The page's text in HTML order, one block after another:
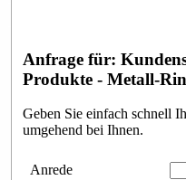
Anfrage für:
Produkte - Metall-
Geben Sie einfach schnell
umgehend bei Ihnen.
Anrede